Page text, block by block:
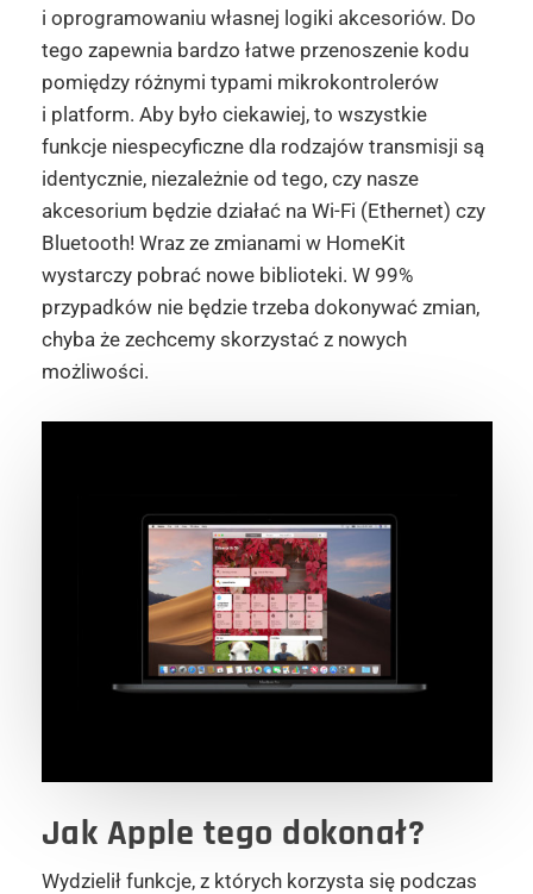
i oprogramowaniu własnej logiki akcesoriów. Do
tego zapewnia bardzo łatwe przenoszenie kodu
pomiędzy różnymi typami mikrokontrolerów
i platform. Aby było ciekawiej, to wszystkie
funkcje niespecyficzne dla rodzajów transmisji są
identycznie, niezależnie od tego, czy nasze
akcesorium będzie działać na Wi-Fi (Ethernet) czy
Bluetooth! Wraz ze zmianami w HomeKit
wystarczy pobrać nowe biblioteki. W 99%
przypadków nie będzie trzeba dokonywać zmian,
chyba że zechcemy skorzystać z nowych
możliwości.
Jak Apple tego dokonał?
Wydzielił funkcje, z których korzysta się podczas